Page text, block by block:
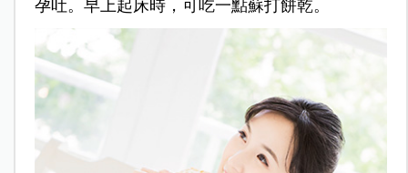
孕吐。早上起床時，可吃一點蘇打餅乾。